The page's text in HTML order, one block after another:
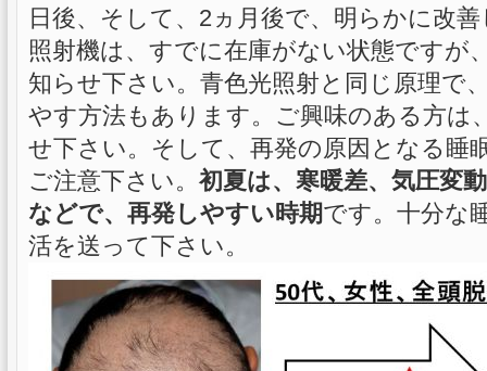
日後、そして、2ヵ月後で、明らかに改
照射機は、すでに在庫がない状態ですが
知らせ下さい。青色光照射と同じ原理で
やす方法もあります。ご興味のある方は
せ下さい。そして、再発の原因となる睡
ご注意下さい。 初夏は、寒暖差、気圧変
などで、再発しやすい時期です。十分な
活を送って下さい。